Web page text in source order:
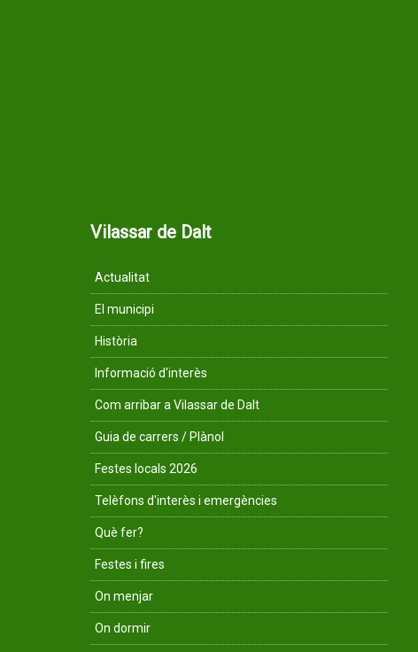
Vilassar de Dalt
Actualitat
El municipi
Història
Informació d'interès
Com arribar a Vilassar de Dalt
Guia de carrers / Plànol
Festes locals 2026
Telèfons d'interès i emergències
Què fer?
Festes i fires
On menjar
On dormir